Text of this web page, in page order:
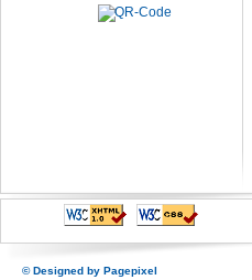
© Designed by Pagepixel